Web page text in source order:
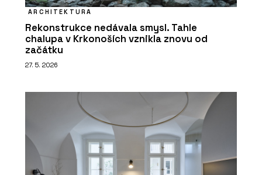
ARCHITEKTURA
Rekonstrukce nedávala smysl. Tahle
chalupa v Krkonoších vznikla znovu od
začátku
27. 5. 2026